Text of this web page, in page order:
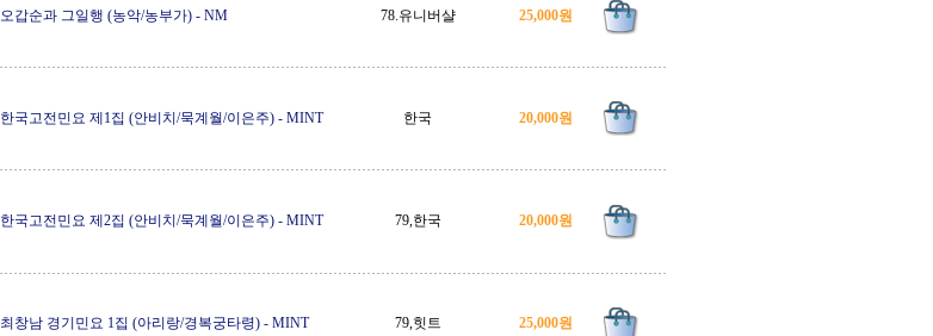
오갑순과 그일행 (농악/농부가) - NM 78.유니버샬 25,000원
한국고전민요 제1집 (안비치/묵계월/이은주) - MINT 한국 20,000원
한국고전민요 제2집 (안비치/묵계월/이은주) - MINT 79,한국 20,000원
최창남 경기민요 1집 (아리랑/경복궁타령) - MINT 79,힛트 25,000원